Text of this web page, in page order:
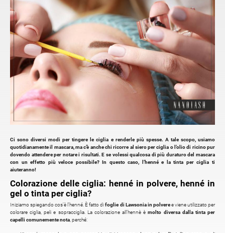
Ci sono diversi modi per tingere le ciglia e renderle più spesse. A tale scopo, usiamo
quotidianamente il mascara, ma c’è anche chi ricorre al siero per ciglia o l’olio di ricino pur
dovendo attendere per notare i risultati. E se volessi qualcosa di più duraturo del mascara
con un effetto più veloce possibile? In questo caso, l’henné e la tinta per ciglia ti
aiuteranno!
Colorazione delle ciglia: henné in polvere, henné in
gel o tinta per ciglia?
Iniziamo spiegando cos’è l’henné. È fatto difoglie di Lawsonia in polveree viene utilizzato per
colorare ciglia, peli e sopracciglia. La colorazione all’hennè èmolto diversa dalla tinta per
capelli comunemente nota , perché: